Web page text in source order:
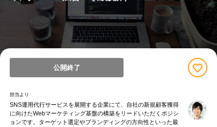
公開終了
担当より
SNS運用代行サービスを展開する企業にて、自社の新規顧客獲得
に向けたWebマーケティング基盤の構築をリードいただくポジシ
ョンです。ターゲット選定やブランディングの方向性といった最